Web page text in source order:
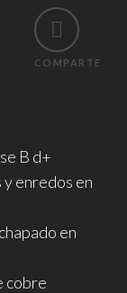
COMPARTE
B d+
enredos en
en
cobre